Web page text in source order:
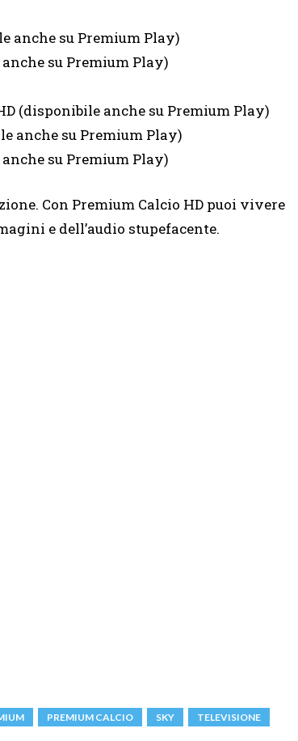
anche su Premium Play)
su Premium Play)
(disponibile anche su Premium Play)
anche su Premium Play)
su Premium Play)
Con Premium Calcio HD puoi vivere
e dell’audio stupefacente.
PREMIUM CALCIO SKY TELEVISIONE